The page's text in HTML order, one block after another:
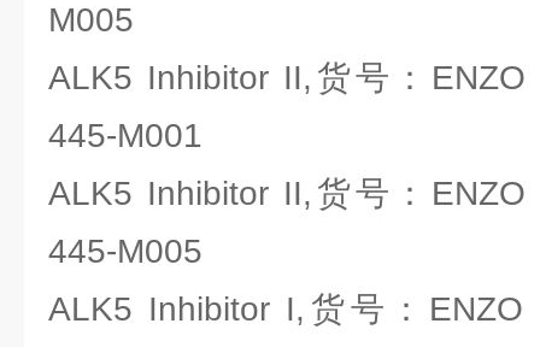
M005
ALK5 Inhibitor II,货号：ENZO
445-M001
ALK5 Inhibitor II,货号：ENZO
445-M005
ALK5 Inhibitor I,货号：ENZO